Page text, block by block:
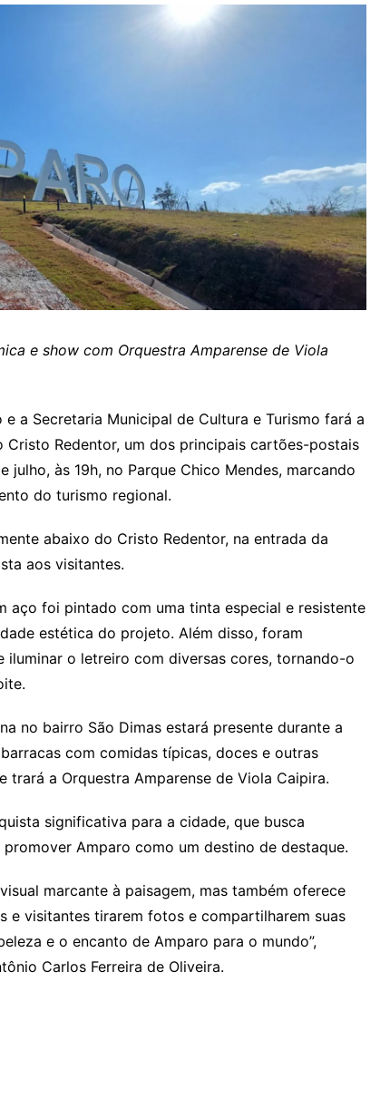
PRETO
e show com Orquestra Amparense de Viola
a Secretaria Municipal de Cultura e Turismo fará a
Cristo Redentor, um dos principais cartões-postais
às 19h, no Parque Chico Mendes, marcando
do turismo regional.
abaixo do Cristo Redentor, na entrada da
aos visitantes.
aço foi pintado com uma tinta especial e resistente
estética do projeto. Além disso, foram
iluminar o letreiro com diversas cores, tornando-o
no bairro São Dimas estará presente durante a
com comidas típicas, doces e outras
a Orquestra Amparense de Viola Caipira.
significativa para a cidade, que busca
Amparo como um destino de destaque.
marcante à paisagem, mas também oferece
e visitantes tirarem fotos e compartilharem suas
e o encanto de Amparo para o mundo”,
Carlos Ferreira de Oliveira.